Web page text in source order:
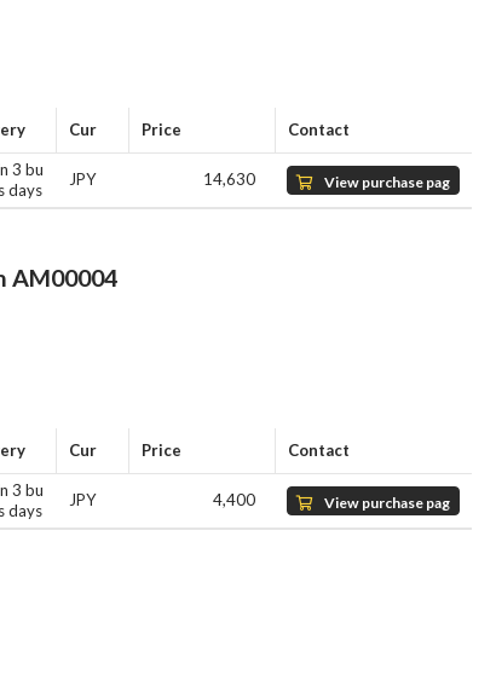
Cur Price Contact
3 bu
days
JPY 14,630
View purchase pag
e
AM00004
Cur Price Contact
3 bu
days
JPY 4,400
View purchase pag
e